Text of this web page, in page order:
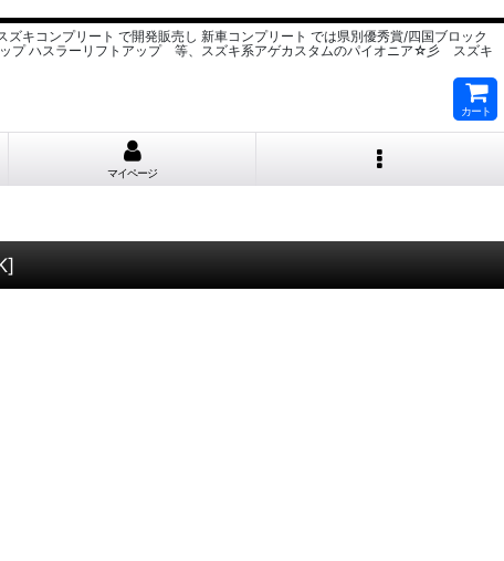
キコンプリート で開発販売し 新車コンプリート では県別優秀賞/四国ブロック
プ ハスラーリフトアップ 等、スズキ系アゲカスタムのパイオニア☆彡 スズキ
カート
マイページ
]